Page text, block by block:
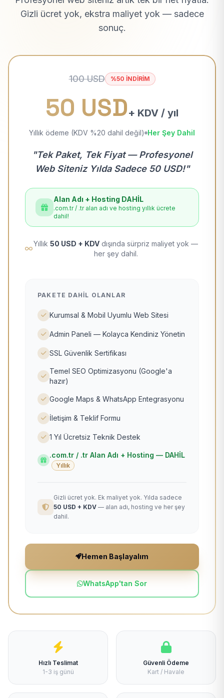
Gizli ücret yok, ekstra maliyet yok — sadece
sonuç.
100 USD %50 İNDİRİM
50 USD+ KDV / yıl
Yıllık ödeme (KDV %20 dahil değil) Her Şey Dahil
"Tek Paket, Tek Fiyat — Profesyonel
Web Siteniz Yılda Sadece 50 USD!"
Alan Adı + Hosting DAHİL
.com.tr / .tr alan adı ve hosting yıllık ücrete
dahil!
Yıllık 50 USD + KDV dışında sürpriz maliyet yok —
her şey dahil.
PAKETE DAHIL OLANLAR
Kurumsal & Mobil Uyumlu Web Sitesi
Admin Paneli — Kolayca Kendiniz Yönetin
SSL Güvenlik Sertifikası
Temel SEO Optimizasyonu (Google'a
hazır)
Google Maps & WhatsApp Entegrasyonu
İletişim & Teklif Formu
1 Yıl Ücretsiz Teknik Destek
.com.tr / .tr Alan Adı + Hosting — DAHİL
Yıllık
Gizli ücret yok. Ek maliyet yok. Yılda sadece
50 USD + KDV — alan adı, hosting ve her şey
dahil.
Hemen Başlayalım
WhatsApp'tan Sor
Hızlı Teslimat
1-3 iş günü
Güvenli Ödeme
Kart / Havale